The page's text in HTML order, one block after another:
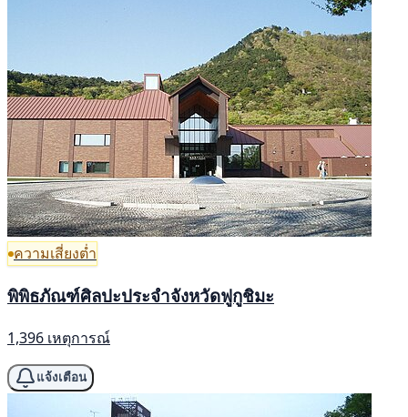
ความเสี่ยงต่ำ
พิพิธภัณฑ์ศิลปะประจำจังหวัดฟูกูชิมะ
1,396 เหตุการณ์
แจ้งเตือน